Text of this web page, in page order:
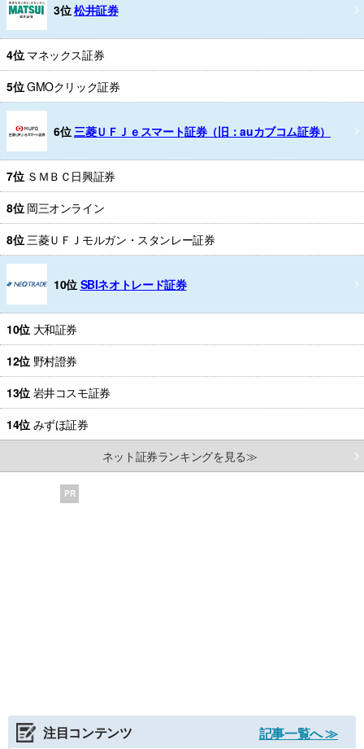
3位松井証券
4位 マネックス証券
5位GMOクリック証券
6位 三菱ＵＦＪｅスマート証券（旧：auカブコム証券）
7位 ＳＭＢＣ日興証券
8位 岡三オンライン
8位 三菱ＵＦＪモルガン・スタンレー証券
10位 SBIネオトレード証券
10位 大和証券
12位 野村證券
13位 岩井コスモ証券
14位 みずほ証券
ネット証券ランキングを見る≫
PR
注目コンテンツ
記事一覧へ ≫